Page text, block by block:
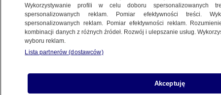
Polscy ratownicy w Turcji wydobyli
gruzów kolejnego poszkodowanego
Wykorzystywanie profili w celu doboru spersonalizowanych
spersonalizowanych reklam. Pomiar efektywności treści.
spersonalizowanych reklam. Pomiar efektywności reklam.
kombinacji danych z różnych źródeł. Rozwój i ulepszanie usług.
wyboru reklam.
Lista partnerów (dostawców)
Akceptuję